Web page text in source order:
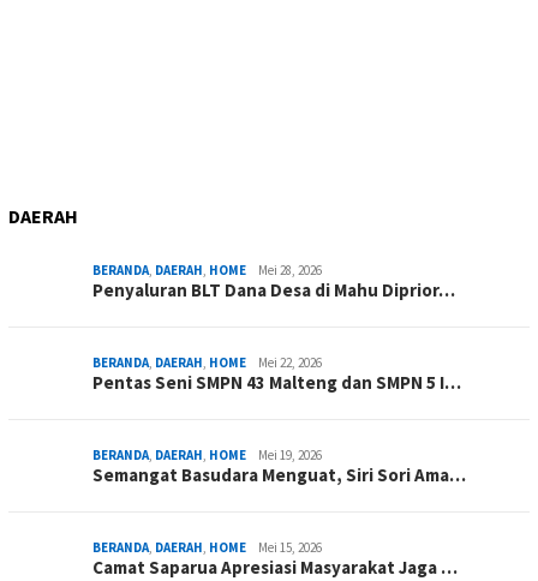
DAERAH
BERANDA, DAERAH, HOME Mei 28, 2026
Penyaluran BLT Dana Desa di Mahu Diprior…
BERANDA, DAERAH, HOME Mei 22, 2026
Pentas Seni SMPN 43 Malteng dan SMPN 5 I…
BERANDA, DAERAH, HOME Mei 19, 2026
Semangat Basudara Menguat, Siri Sori Ama…
BERANDA, DAERAH, HOME Mei 15, 2026
Camat Saparua Apresiasi Masyarakat Jaga …